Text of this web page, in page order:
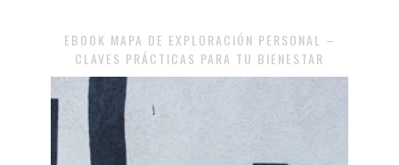
EBOOK MAPA DE EXPLORACIÓN PERSONAL –
CLAVES PRÁCTICAS PARA TU BIENESTAR